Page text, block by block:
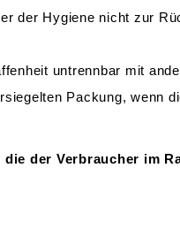
der Hygiene nicht zur
untrennbar mit
Packung, wenn
der Verbraucher im